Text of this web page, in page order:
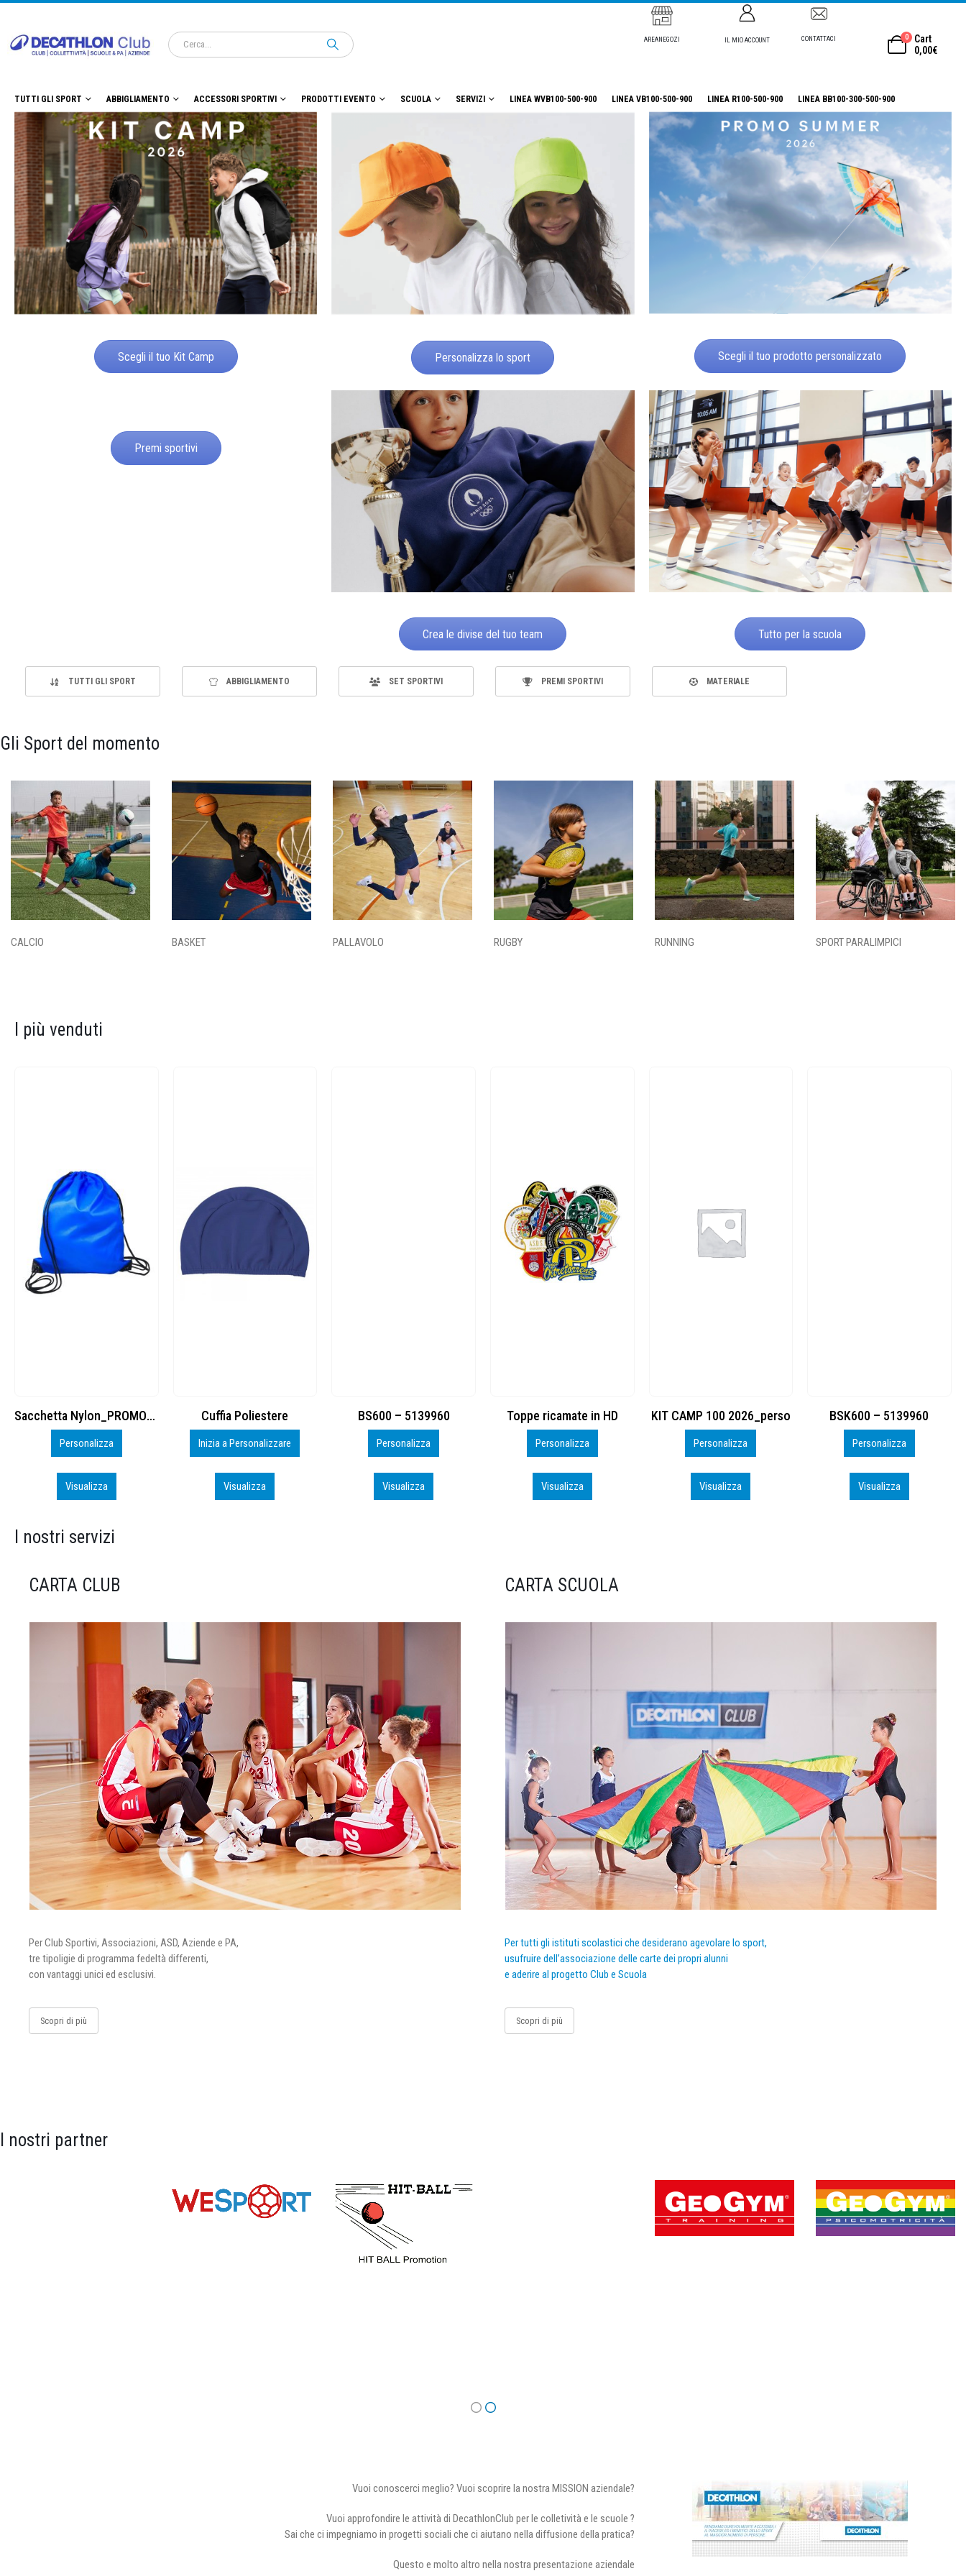
AREANEGOZI IL MIO ACCOUNT CONTATTACI 0
Cart
0,00€
TUTTI GLI SPORT ABBIGLIAMENTO ACCESSORI SPORTIVI PRODOTTI EVENTO SCUOLA SERVIZI LINEA WVB100-500-900 LINEA VB100-500-900 LINEA R100-500-900 LINEA BB100-300-500-900
Scegli il tuo Kit Camp Personalizza lo sport Scegli il tuo prodotto personalizzato
Premi sportivi
Crea le divise del tuo team Tutto per la scuola
TUTTI GLI SPORT ABBIGLIAMENTO SET SPORTIVI PREMI SPORTIVI MATERIALE
Gli Sport del momento
CALCIO BASKET PALLAVOLO RUGBY RUNNING SPORT PARALIMPICI
I più venduti
Cuffia Poliestere
Inizia a Personalizzare
Visualizza
BS600 – 5139960
Personalizza
Visualizza
Toppe ricamate in HD
Personalizza
Visualizza
KIT CAMP 100 2026_perso
Personalizza
Visualizza
BSK600 – 5139960
Personalizza
Visualizza
DTF
Personalizza
Visualizza
I nostri servizi
CARTA CLUB
Per Club Sportivi, Associazioni, ASD, Aziende e PA,
tre tipoligie di programma fedeltà differenti,
con vantaggi unici ed esclusivi.
Scopri di più
CARTA SCUOLA
Per tutti gli istituti scolastici che desiderano agevolare lo sport,
usufruire dell’associazione delle carte dei propri alunni
e aderire al progetto Club e Scuola
Scopri di più
I nostri partner
Vuoi conoscerci meglio? Vuoi scoprire la nostra MISSION aziendale?
Vuoi approfondire le attività di DecathlonClub per le colletività e le scuole ?
Sai che ci impegniamo in progetti sociali che ci aiutano nella diffusione della pratica?
Questo e molto altro nella nostra presentazione aziendale